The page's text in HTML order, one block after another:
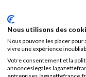
Nous utilisons des
Nous pouvons les placer
vivre une expérience
Votre consentement et la